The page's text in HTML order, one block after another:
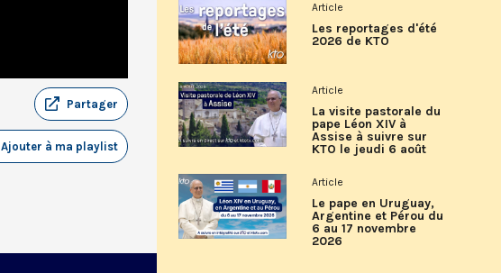
Partager
Ajouter à ma playlist
Article
Les reportages d'été
2026 de KTO
Article
La visite pastorale du
pape Léon XIV à
Assise à suivre sur
KTO le jeudi 6 août
Article
Le pape en Uruguay,
Argentine et Pérou du
6 au 17 novembre
2026